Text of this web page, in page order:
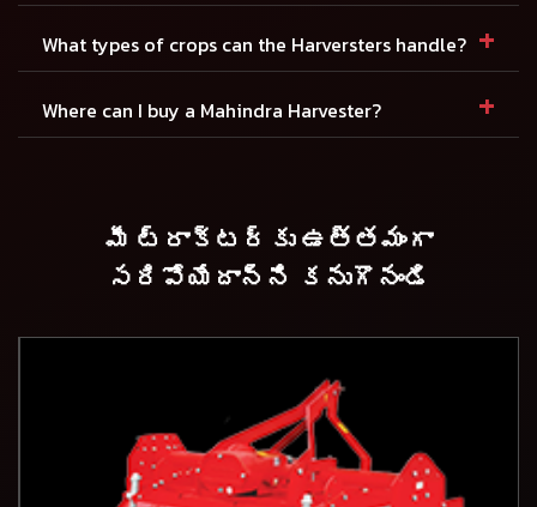
What types of crops can the Harversters handle? +
Where can I buy a Mahindra Harvester? +
మీ ట్రాక్టర్కు ఉత్తమంగా
సరిపోయేదాన్ని కనుగొనండి